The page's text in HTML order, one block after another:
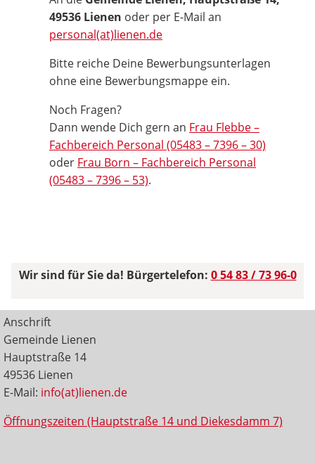
49536 Lienen oder per E-Mail an
personal(at)lienen.de
Bitte reiche Deine Bewerbungsunterlagen
ohne eine Bewerbungsmappe ein.
Noch Fragen?
Dann wende Dich gern an Frau Flebbe –
Fachbereich Personal (05483 – 7396 – 30)
oder Frau Born – Fachbereich Personal
(05483 – 7396 – 53).
Wir sind für Sie da! Bürgertelefon: 0 54 83 / 73 96-0
Anschrift
Gemeinde Lienen
Hauptstraße 14
49536 Lienen
E-Mail: info(at)lienen.de
Öffnungszeiten (Hauptstraße 14 und Diekesdamm 7)